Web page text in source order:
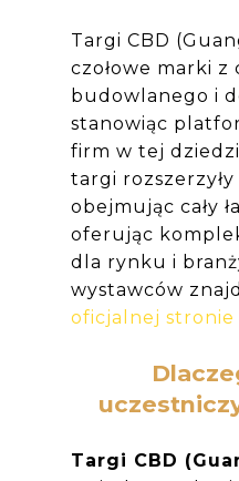
Targi CBD
czołowe marki z
budowlanego i
stanowiąc
firm w tej
targi rozszerzyły
obejmując cały
oferując
dla rynku i
wystawców
oficjalnej stronie
Targi CBD